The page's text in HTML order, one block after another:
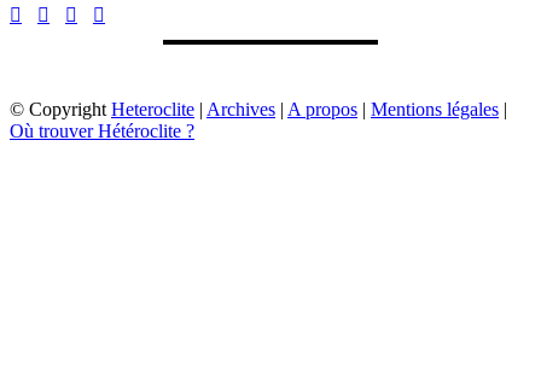
© Copyright Heteroclite | Archives | A propos | Mentions légales |
Où trouver Hétéroclite ?